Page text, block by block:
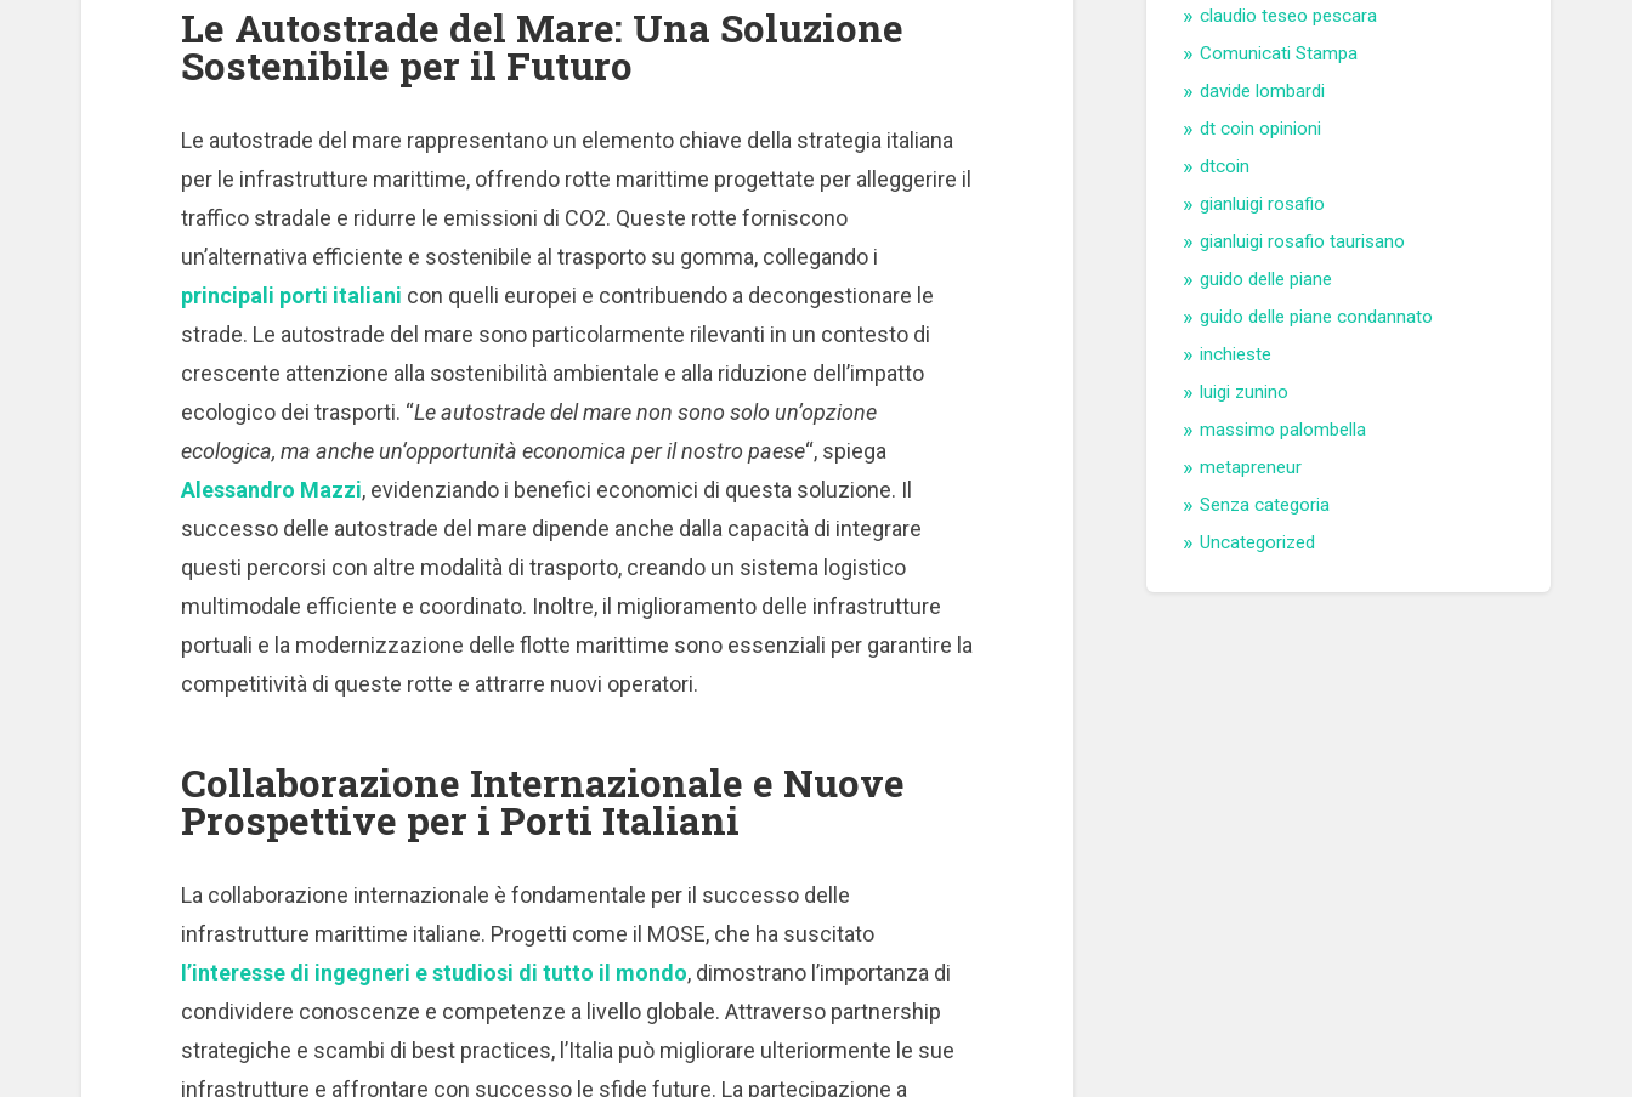
Le Autostrade del Mare: Una Soluzione
Sostenibile per il Futuro
Le autostrade del mare rappresentano un elemento chiave della strategia italiana
per le infrastrutture marittime, offrendo rotte marittime progettate per alleggerire il
traffico stradale e ridurre le emissioni di CO2. Queste rotte forniscono
un’alternativa efficiente e sostenibile al trasporto su gomma, collegando i
principali porti italiani con quelli europei e contribuendo a decongestionare le
strade. Le autostrade del mare sono particolarmente rilevanti in un contesto di
crescente attenzione alla sostenibilità ambientale e alla riduzione dell’impatto
ecologico dei trasporti. “Le autostrade del mare non sono solo un’opzione
ecologica, ma anche un’opportunità economica per il nostro paese“, spiega
Alessandro Mazzi, evidenziando i benefici economici di questa soluzione. Il
successo delle autostrade del mare dipende anche dalla capacità di integrare
questi percorsi con altre modalità di trasporto, creando un sistema logistico
multimodale efficiente e coordinato. Inoltre, il miglioramento delle infrastrutture
portuali e la modernizzazione delle flotte marittime sono essenziali per garantire la
competitività di queste rotte e attrarre nuovi operatori.
Collaborazione Internazionale e Nuove
Prospettive per i Porti Italiani
La collaborazione internazionale è fondamentale per il successo delle
infrastrutture marittime italiane. Progetti come il MOSE, che ha suscitato
l’interesse di ingegneri e studiosi di tutto il mondo, dimostrano l’importanza di
condividere conoscenze e competenze a livello globale. Attraverso partnership
strategiche e scambi di best practices, l’Italia può migliorare ulteriormente le sue
infrastrutture e affrontare con successo le sfide future. La partecipazione a
claudio teseo pescara
Comunicati Stampa
davide lombardi
dt coin opinioni
dtcoin
gianluigi rosafio
gianluigi rosafio taurisano
guido delle piane
guido delle piane condannato
inchieste
luigi zunino
massimo palombella
metapreneur
Senza categoria
Uncategorized